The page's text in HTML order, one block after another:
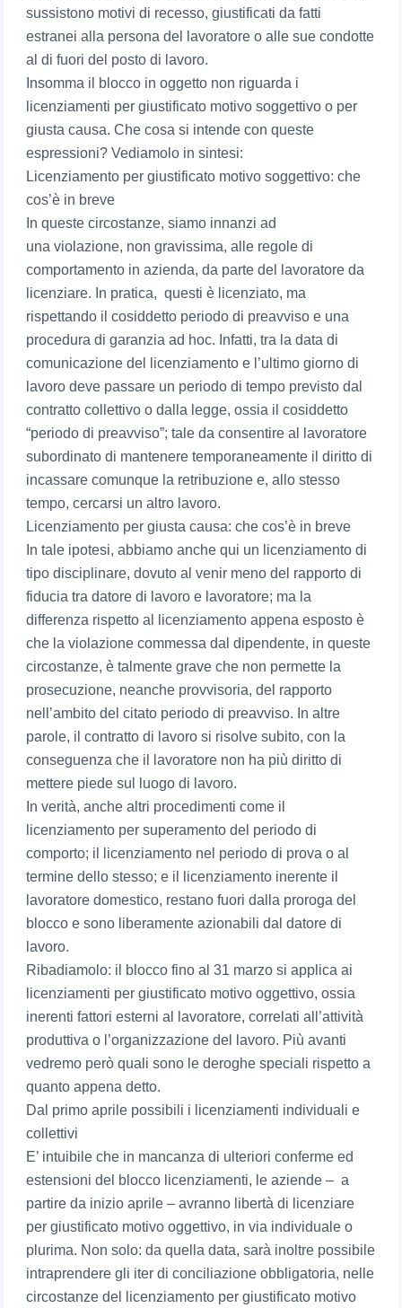
sussistono motivi di recesso, giustificati da fatti
estranei alla persona del lavoratore o alle sue condotte
al di fuori del posto di lavoro.
Insomma il blocco in oggetto non riguarda i
licenziamenti per giustificato motivo soggettivo o per
giusta causa. Che cosa si intende con queste
espressioni? Vediamolo in sintesi:
Licenziamento per giustificato motivo soggettivo: che
cos’è in breve
In queste circostanze, siamo innanzi ad
una violazione, non gravissima, alle regole di
comportamento in azienda, da parte del lavoratore da
licenziare. In pratica, questi è licenziato, ma
rispettando il cosiddetto periodo di preavviso e una
procedura di garanzia ad hoc. Infatti, tra la data di
comunicazione del licenziamento e l’ultimo giorno di
lavoro deve passare un periodo di tempo previsto dal
contratto collettivo o dalla legge, ossia il cosiddetto
“periodo di preavviso”; tale da consentire al lavoratore
subordinato di mantenere temporaneamente il diritto di
incassare comunque la retribuzione e, allo stesso
tempo, cercarsi un altro lavoro.
Licenziamento per giusta causa: che cos’è in breve
In tale ipotesi, abbiamo anche qui un licenziamento di
tipo disciplinare, dovuto al venir meno del rapporto di
fiducia tra datore di lavoro e lavoratore; ma la
differenza rispetto al licenziamento appena esposto è
che la violazione commessa dal dipendente, in queste
circostanze, è talmente grave che non permette la
prosecuzione, neanche provvisoria, del rapporto
nell’ambito del citato periodo di preavviso. In altre
parole, il contratto di lavoro si risolve subito, con la
conseguenza che il lavoratore non ha più diritto di
mettere piede sul luogo di lavoro.
In verità, anche altri procedimenti come il
licenziamento per superamento del periodo di
comporto; il licenziamento nel periodo di prova o al
termine dello stesso; e il licenziamento inerente il
lavoratore domestico, restano fuori dalla proroga del
blocco e sono liberamente azionabili dal datore di
lavoro.
Ribadiamolo: il blocco fino al 31 marzo si applica ai
licenziamenti per giustificato motivo oggettivo, ossia
inerenti fattori esterni al lavoratore, correlati all’attività
produttiva o l’organizzazione del lavoro. Più avanti
vedremo però quali sono le deroghe speciali rispetto a
quanto appena detto.
Dal primo aprile possibili i licenziamenti individuali e
collettivi
E’ intuibile che in mancanza di ulteriori conferme ed
estensioni del blocco licenziamenti, le aziende – a
partire da inizio aprile – avranno libertà di licenziare
per giustificato motivo oggettivo, in via individuale o
plurima. Non solo: da quella data, sarà inoltre possibile
intraprendere gli iter di conciliazione obbligatoria, nelle
circostanze del licenziamento per giustificato motivo